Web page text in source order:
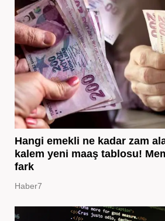
Hangi emekli ne kadar zam
kalem yeni maaş tablosu!
fark
Haber7